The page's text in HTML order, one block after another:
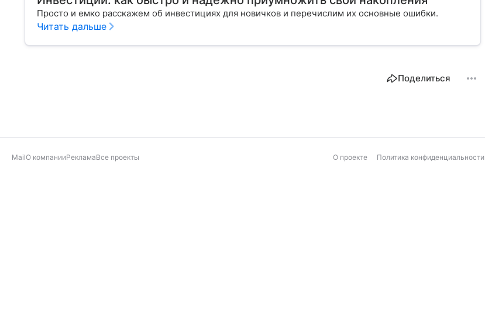
Просто и емко расскажем об инвестициях для новичков и перечислим их основные ошибки.
Читать дальше
Поделиться
MailО компанииРекламаВсе проекты О проекте Политика конфиденциальности